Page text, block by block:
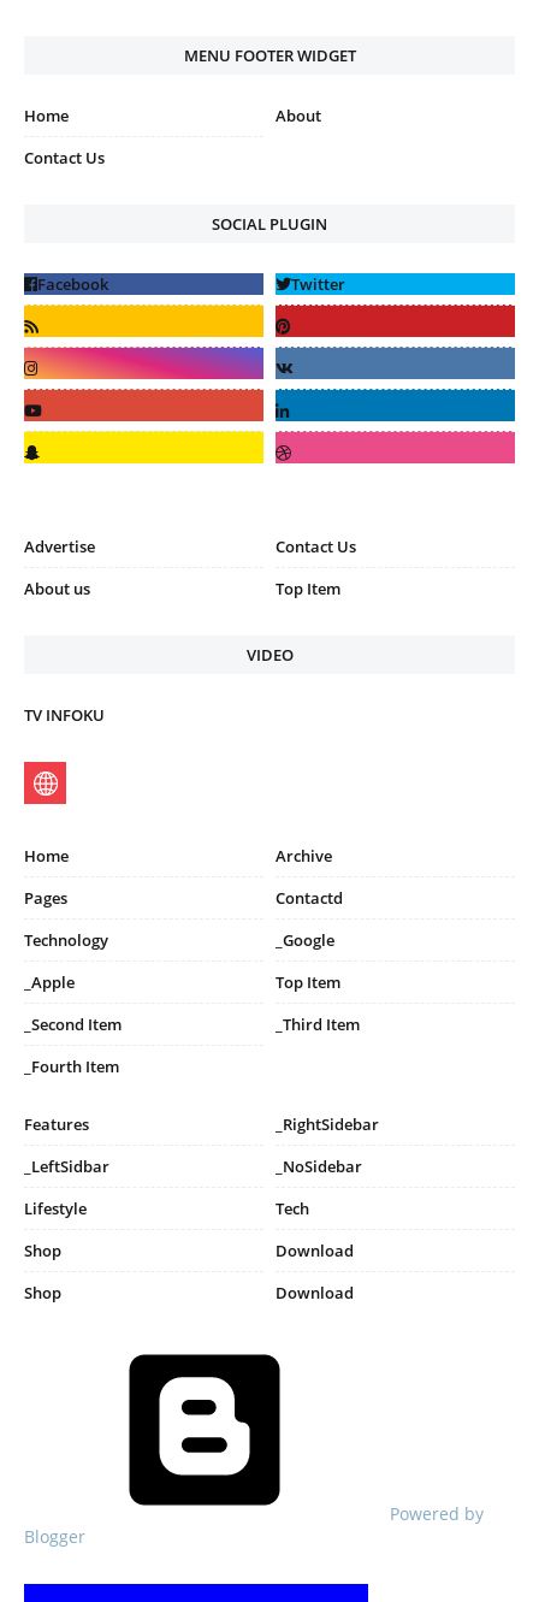
MENU FOOTER WIDGET
Home
About
Contact Us
SOCIAL PLUGIN
Advertise
Contact Us
About us
Top Item
VIDEO
TV INFOKU
Home
Archive
Pages
Contactd
Technology
_Google
_Apple
Top Item
_Second Item
_Third Item
_Fourth Item
Features
_RightSidebar
_LeftSidbar
_NoSidebar
Lifestyle
Tech
Shop
Download
Shop
Download
Powered by
Blogger